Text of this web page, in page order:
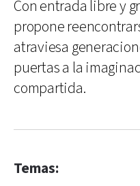
Con entrada libre y
propone
atraviesa
puertas a la
compartida.
Temas: